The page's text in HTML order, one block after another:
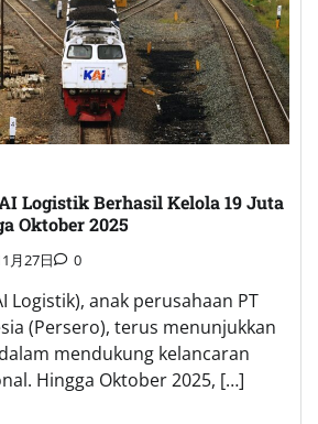
Logistik Berhasil Kelola 19 Juta
Oktober 2025
月27日 0
Logistik), anak perusahaan PT
(Persero), terus menunjukkan
mendukung kelancaran
Hingga Oktober 2025, […]